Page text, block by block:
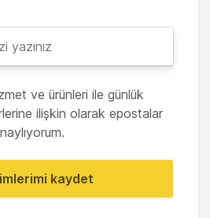
ve ürünleri ile günlük
ilişkin olarak epostalar
kaydet